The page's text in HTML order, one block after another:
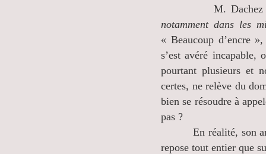
M. Dachez
notamment dans les
« Beaucoup d’encre
s’est avéré
pourtant plusieurs et
certes, ne relève du
bien se résoudre à
pas ?
En réalité, son
repose tout entier que